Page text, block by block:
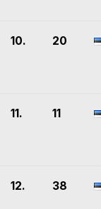
10. 20
11. 11
12. 38